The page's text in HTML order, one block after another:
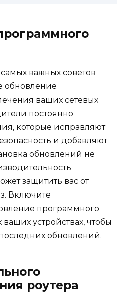
важных советов
обновление
ваших сетевых
постоянно
которые исправляют
и добавляют
обновлений не
защитить вас от
Включите
программного
устройствах, чтобы
обновлений.
роутера